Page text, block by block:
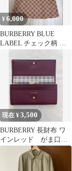
¥6,000
BURBERRY BLUE
LABEL チェック柄 半
現在 ¥3,500
BURBERRY 長財布 ワ
インレッド がま口
中古